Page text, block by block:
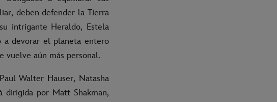
deben defender la Tierra
intrigante Heraldo, Estela
a devorar el planeta entero
vuelve aún más personal.
Walter Hauser, Natasha
dirigida por Matt Shakman,